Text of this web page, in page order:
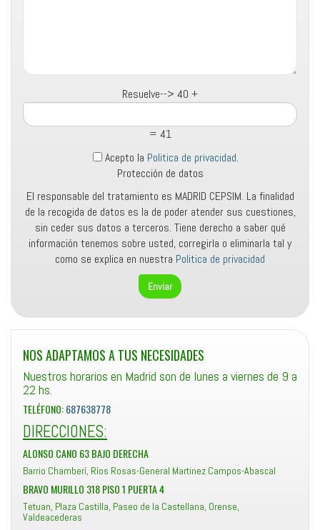
Resuelve--> 40 +
= 41
Acepto la Politica de privacidad.
Protección de datos
El responsable del tratamiento es MADRID CEPSIM. La finalidad
de la recogida de datos es la de poder atender sus cuestiones,
sin ceder sus datos a terceros. Tiene derecho a saber qué
información tenemos sobre usted, corregirla o eliminarla tal y
como se explica en nuestra Politica de privacidad
NOS ADAPTAMOS A TUS NECESIDADES
Nuestros horarios en Madrid son de lunes a viernes de 9 a
22 hs.
TELÉFONO:687638778
DIRECCIONES:
ALONSO CANO 63 BAJO DERECHA
Barrio Chamberí, Ríos Rosas-General Martinez Campos-Abascal
BRAVO MURILLO 318 PISO 1 PUERTA 4
Tetuan, Plaza Castilla, Paseo de la Castellana, Orense,
Valdeacederas